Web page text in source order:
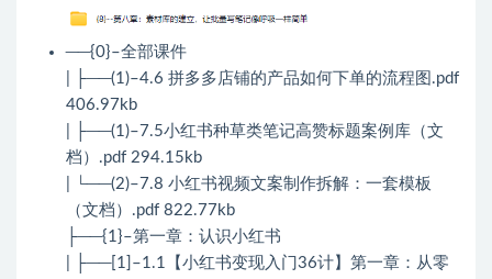
──{0}–全部课件
| ├──(1)–4.6 拼多多店铺的产品如何下单的流程图.pdf
406.97kb
| ├──(1)–7.5小红书种草类笔记高赞标题案例库（文
档）.pdf 294.15kb
| └──(2)–7.8 小红书视频文案制作拆解：一套模板
（文档）.pdf 822.77kb
├──{1}–第一章：认识小红书
| ├──[1]–1.1【小红书变现入门36计】第一章：从零